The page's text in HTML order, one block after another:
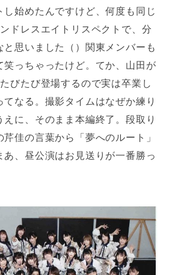
始めたんですけど、何度も同じ
ドレスエイトリスペクトで、分
思いました（）関東メンバーも
笑っちゃったけど。てか、山田が
びたび登場するので実は卒業し
なる。撮影タイムはなぜか練り
に、そのまま本編終了。段取り
佳の言葉から「夢へのルート」
あ、昼公演はお見送りが一番勝っ